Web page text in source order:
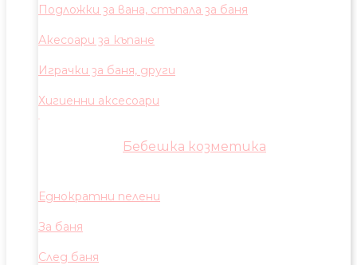
Подложки за вана, стъпала за баня
Акесоари за къпане
Играчки за баня, други
Хигиенни аксесоари
Бебешка козметика
Еднократни пелени
За баня
След баня